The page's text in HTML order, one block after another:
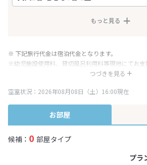
もっと見る
つづきを見る
※ 下記旅行代金は宿泊代金となります。
※幼児施設使用料、貸切風呂利用料等現地にてお支
み表記となりますが、消費税増税に伴い代金が一部
※表示されている旅行代金・プラン内容は一定時間
終確認画面でご確認ください。
空室状況：2026年08月08日（土）16:00現在
お部屋
候補： 0 部屋タイプ
プラ